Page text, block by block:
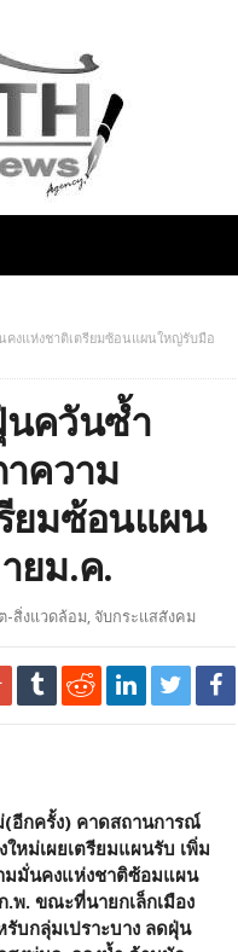
งแห่งชาติเตรียมซ้อนแผนใหญ่รับมือ
ควันซ้ำ
ความ
ยมซ้อนแผน
ยม.ค.
สิ่งแวดล้อม, จับกระแสสังคม
(อีกครั้ง) คาดสถานการณ์
หม่เผยเตรียมแผนรับ เพิ่ม
มมั่นคงแห่งชาติซ้อมแผน
. ขณะที่นายกเล็กเมือง
บกลุ่มเปราะบาง ลดฝุ่น